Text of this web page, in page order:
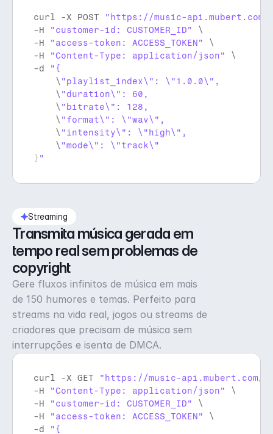
curl -X POST
"https://music-
-H "customer-id: CUSTOMER_ID"
\
-H "access-token: ACCESS_TOKEN"
\
-H "Content-Type: application/json"
\
-d
    \
    \
    \
    \
    \
    \
} "
curl -X GET
"https://music-
-H "Content-Type: application/json"
\
-H "customer-id: CUSTOMER_ID"
\
-H "access-token: ACCESS_TOKEN"
\
-d
Streaming
Transmita música gerada em
tempo real sem problemas de
copyright
Gere fluxos infinitos de música em mais
de 150 humores e temas. Perfeito para
streams na vida real, jogos ou streams de
criadores que precisam de música sem
interrupções e isenta de DMCA.